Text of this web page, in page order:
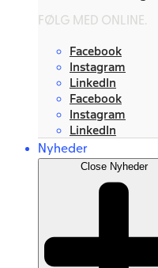
FØLG MED ONLINE.
Facebook
Instagram
LinkedIn
Facebook
Instagram
LinkedIn
Nyheder
Close Nyheder